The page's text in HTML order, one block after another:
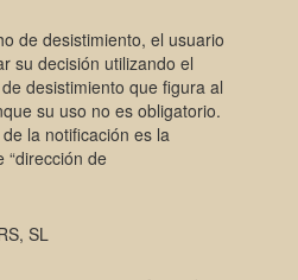
de desistimiento, el usuario
su decisión utilizando el
desistimiento que figura al
su uso no es obligatorio.
la notificación es la
“dirección de
SL